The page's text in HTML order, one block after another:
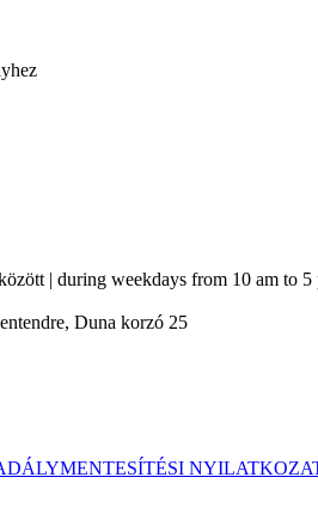
| during weekdays from 10 am to 5
Duna korzó 25